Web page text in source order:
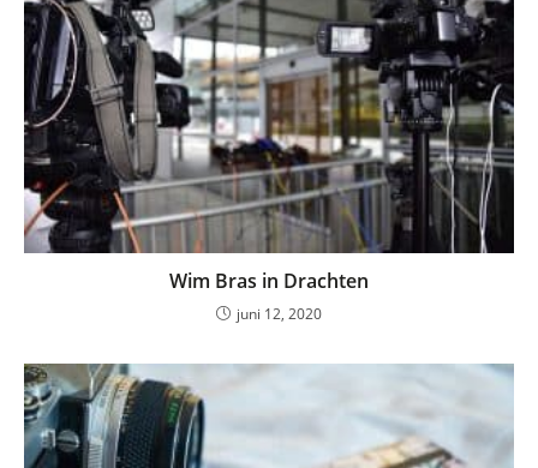
Wim Bras in Drachten
juni 12, 2020